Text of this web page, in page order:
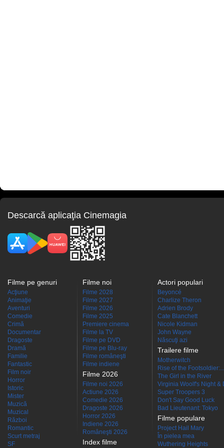
Descarcă aplicaţia Cinemagia
Filme pe genuri
Acţiune
Animaţie
Aventuri
Comedie
Crimă
Documentar
Dragoste
Dramă
Familie
Fantastic
Film noir
Horror
Istoric
Mister
Muzică
Muzical
Război
Romantic
Scurt metraj
SF
Filme noi
Filme 2028
Filme 2027
Filme 2026
Filme 2025
Premiere cinema
Filme la TV
Filme pe DVD
Filme pe Blu-ray
Filme româneşti
Filme indiene
Filme 2026
Filme noi 2026
Actiune 2026
Comedie 2026
Dragoste 2026
Horror 2026
Indiene 2026
Româneşti 2026
Index filme
Actori populari
Beyoncé
Charlize Theron
Adrien Brody
Cate Blanchett
Nicole Kidman
John Wayne
Născuţi azi
Trailere filme
Motherwitch
Rise of the Footsoldier:...
The Girl in the River
Virginia Woolf's Night &
Super Troopers 3
Don't Say Good Luck
Bad Lieutenant: Tokyo
Filme populare
Project Hail Mary
În pielea mea
Wuthering Heights